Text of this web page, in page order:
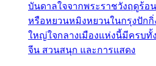
บันดาลใจจากพระราชวังฤดูร้อนเ
หรือหยวนหมิงหยวนในกรุงปัก
ใหญ่ใจกลางเมืองแห่งนี้มีครบทั้
จีน สวนสนุก และการแสดง